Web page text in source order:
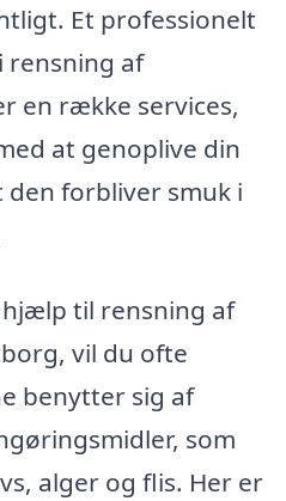
Et professionelt
rensning af
en række services,
at genoplive din
forbliver smuk i
til rensning af
vil du ofte
benytter sig af
som
alger og flis. Her er